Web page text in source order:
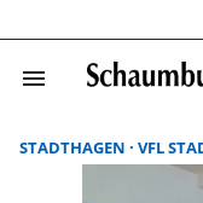
menu
STADTHAGEN VFL